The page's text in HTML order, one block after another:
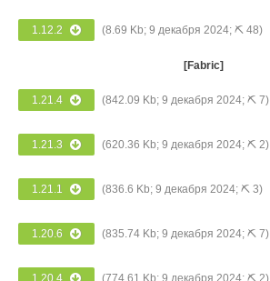
1.12.2 (8.69 Kb; 9 декабря 2024; ⛏ 48)
[Fabric]
1.21.4 (842.09 Kb; 9 декабря 2024; ⛏ 7)
1.21.3 (620.36 Kb; 9 декабря 2024; ⛏ 2)
1.21.1 (836.6 Kb; 9 декабря 2024; ⛏ 3)
1.20.6 (835.74 Kb; 9 декабря 2024; ⛏ 7)
1.20.4 (774.61 Kb; 9 декабря 2024; ⛏ 2)